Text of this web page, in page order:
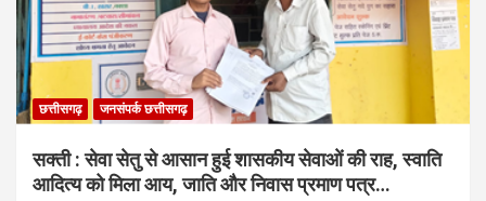
छत्तीसगढ़ जनसंपर्क छत्तीसगढ़
सक्ती : सेवा सेतु से आसान हुई शासकीय सेवाओं की राह, स्वाति
आदित्य को मिला आय, जाति और निवास प्रमाण पत्र…